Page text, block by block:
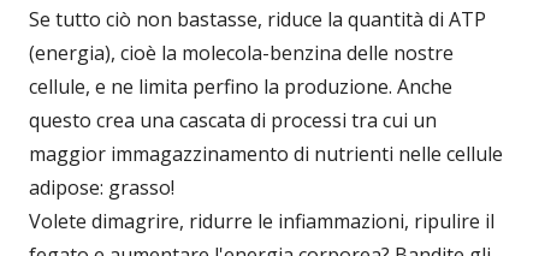
Se tutto ciò non bastasse, riduce la quantità di ATP
(energia), cioè la molecola-benzina delle nostre
cellule, e ne limita perfino la produzione. Anche
questo crea una cascata di processi tra cui un
maggior immagazzinamento di nutrienti nelle cellule
adipose: grasso!
Volete dimagrire, ridurre le infiammazioni, ripulire il